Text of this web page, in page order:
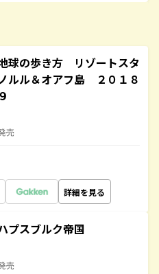
球の歩き方 リゾートスタ
ルル＆オアフ島 ２０１８
売
詳細を見る
プスブルク帝国
売